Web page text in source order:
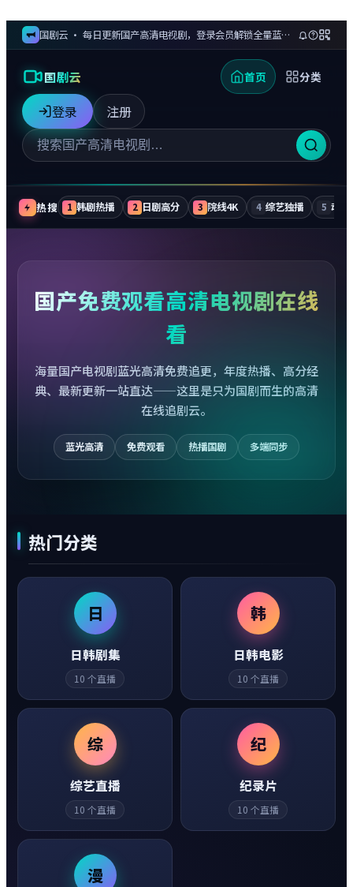
国剧云 · 每日更新国产高清电视剧，登录会员解锁全量蓝光剧集与无广告追更
国剧云 首页 分类
登录 注册
热搜 1 韩剧热播 2 日剧高分 3 院线4K 4 综艺独播 5 动漫
国产免费观看高清电视剧在线
看
海量国产电视剧蓝光高清免费追更，年度热播、高分经
典、最新更新一站直达——这里是只为国剧而生的高清
在线追剧云。
蓝光高清 免费观看 热播国剧 多端同步
热门分类
日
日韩剧集
10 个直播
韩
日韩电影
10 个直播
综
综艺直播
10 个直播
纪
纪录片
10 个直播
漫